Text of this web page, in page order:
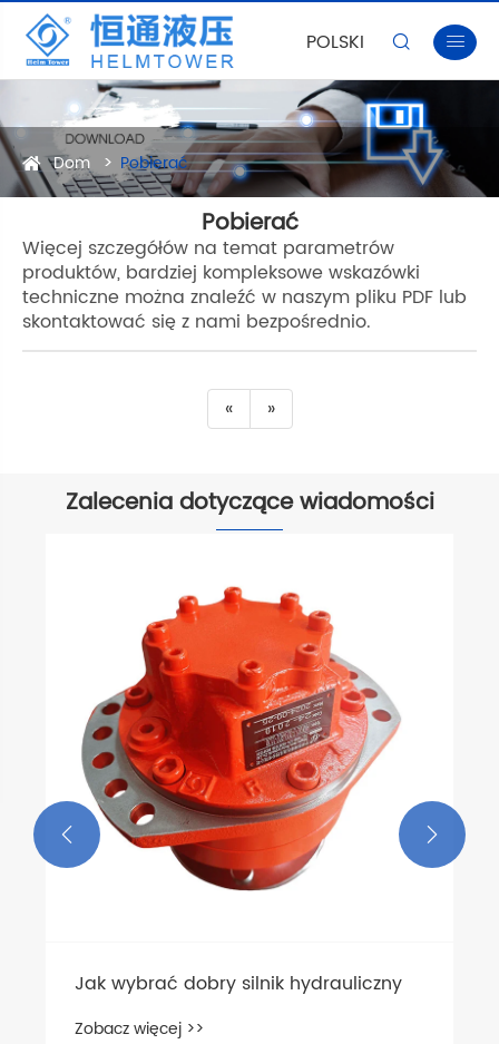
POLSKI  
Dom Pobierać
Pobierać
Więcej szczegółów na temat parametrów
produktów, bardziej kompleksowe wskazówki
techniczne można znaleźć w naszym pliku PDF lub
skontaktować się z nami bezpośrednio.
« »
Zalecenia dotyczące wiadomości
Jak wybrać dobry silnik hydrauliczny
Zobacz więcej >>
 